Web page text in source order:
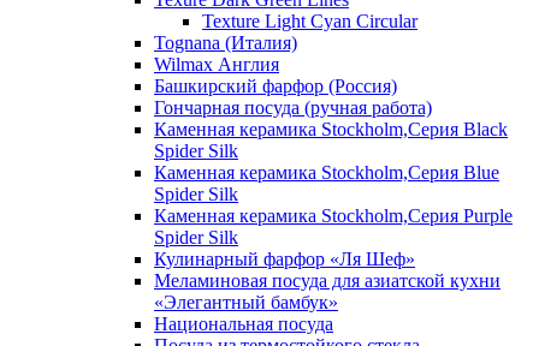
Texture Light Cyan Circular
Tognana (Италия)
Wilmax Англия
Башкирский фарфор (Россия)
Гончарная посуда (ручная работа)
Каменная керамика Stockholm,Серия Black
Spider Silk
Каменная керамика Stockholm,Серия Blue
Spider Silk
Каменная керамика Stockholm,Серия Purple
Spider Silk
Кулинарный фарфор «Ля Шеф»
Меламиновая посуда для азиатской кухни
«Элегантный бамбук»
Национальная посуда